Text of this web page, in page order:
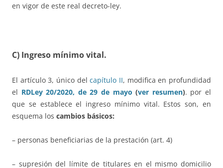
en vigor de este real decreto-ley.
C) Ingreso mínimo vital.
El artículo 3, único delcapítulo II, modifica en profundidad
el RDLey 20/2020, de 29 de mayo (ver resumen). por el
que se establece el ingreso mínimo vital. Estos son, en
esquema los cambios básicos:
– personas beneficiarias de la prestación (art. 4)
– supresión del límite de titulares en el mismo domicilio